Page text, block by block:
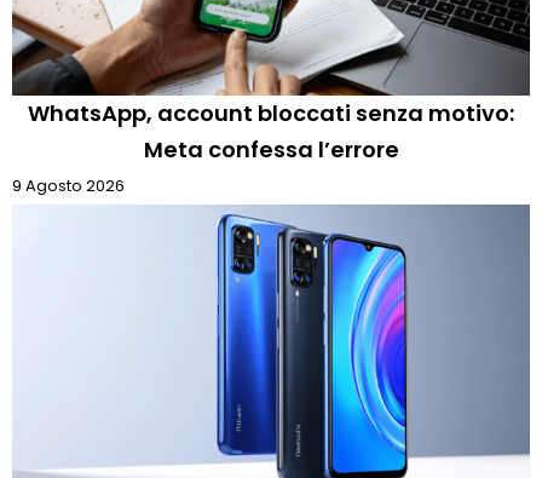
WhatsApp, account bloccati senza motivo:
Meta confessa l’errore
9 Agosto 2026